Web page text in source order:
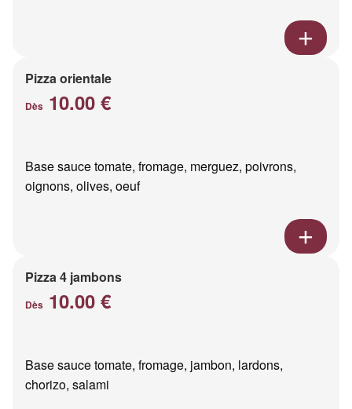
Pizza orientale
Dès 10.00 €
Base sauce tomate, fromage, merguez, poivrons,
oignons, olives, oeuf
Pizza 4 jambons
Dès 10.00 €
Base sauce tomate, fromage, jambon, lardons,
chorizo, salami